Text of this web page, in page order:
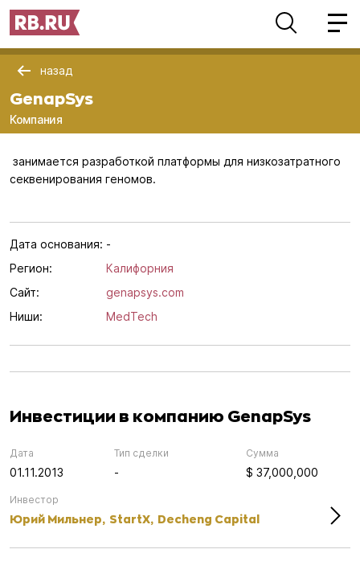
назад
GenapSys
Компания
занимается разработкой платформы для низкозатратного
секвенирования геномов.
Дата основания: -
Регион:
Калифорния
Сайт:
genapsys.com
Ниши:
MedTech
Инвестиции в компанию GenapSys
Дата
01.11.2013
Тип сделки
-
Сумма
$ 37,000,000
Инвестор
Юрий Мильнер, StartX, Decheng Capital